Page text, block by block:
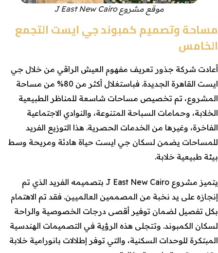
موقع مشروع J East New Cairo
مساحة وتصميم كمبوند جي ايست التجمع
الخامس
أعادت شركة جذور تعريف مفهوم العيش الراقي من خلال جي
ايست القاهرة الجديدة. فباستغلال أكثر من 80% من مساحة
المشروع، تم تخصيص مساحات شاسعة للمناظر الطبيعية
الخلابة، وحمامات السباحة المتنوعة، والنوادي الاجتماعية
الفاخرة، وغيرها من الخدمات الحصرية. هذا التوزيع الفريد
للمساحات يضمن لسكان جي ايست حياة هادئة ومريحة وسط
بيئة طبيعية خلابة.
يتميز مشروع J East New Cairo بتصميمه الفريد الذي تم
إنجازه على يد نخبة من المصممين العالميين. فقد تم الاهتمام
بكل تفصيل لضمان توفير أقصى درجات الخصوصية والراحة
لسكان الكمبوند. وتتجلى هذه الرؤية في التصميمات الهندسية
المبتكرة للوحدات السكنية، والتي توفر إطلالات بانورامية خلابة